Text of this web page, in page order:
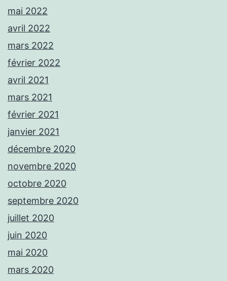
mai 2022
avril 2022
mars 2022
février 2022
avril 2021
mars 2021
février 2021
janvier 2021
décembre 2020
novembre 2020
octobre 2020
septembre 2020
juillet 2020
juin 2020
mai 2020
mars 2020